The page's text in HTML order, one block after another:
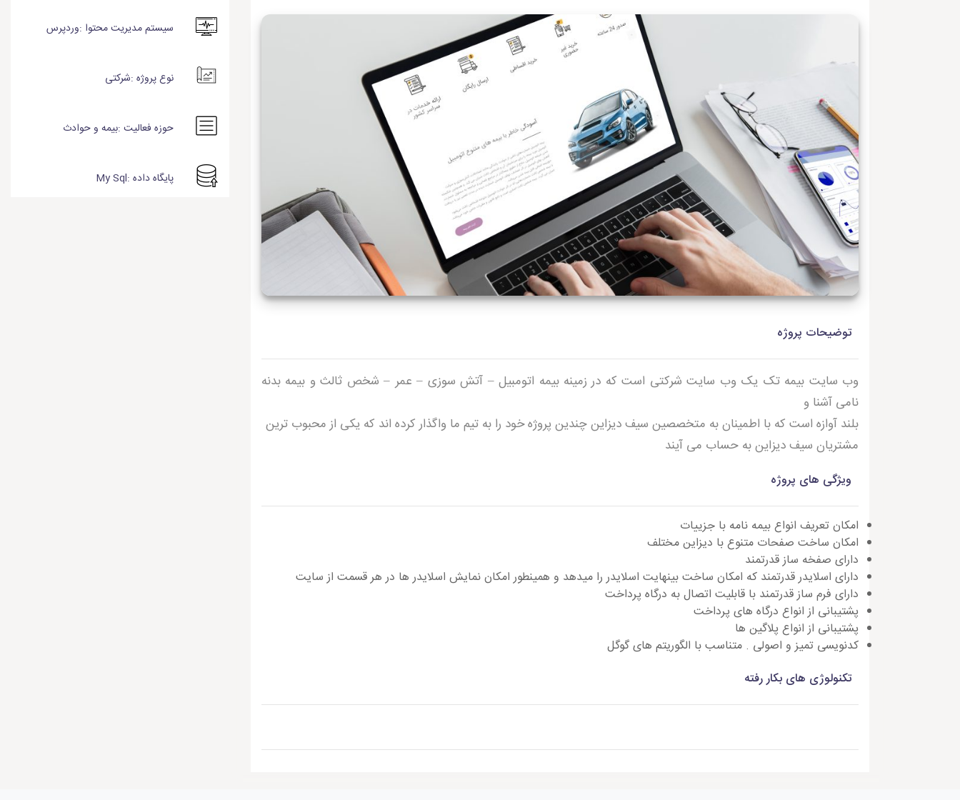
سیستم مدیریت محتوا :وردپرس
نوع پروژه :شرکتی
حوزه فعالیت :بیمه و حوادث
پایگاه داده :My Sql
توضیحات پروژه
وب سایت بیمه تک یک وب سایت شرکتی است که در زمینه بیمه اتومبیل – آتش سوزی – عمر – شخص ثالث و بیمه بدنه
نامی آشنا و
بلند آوازه است که با اطمینان به متخصصین سیف دیزاین چندین پروژه خود را به تیم ما واگذار کرده اند که یکی از محبوب ترین
مشتریان سیف دیزاین به حساب می آیند
ویژگی های پروژه
امکان تعریف انواع بیمه نامه با جزییات
امکان ساخت صفحات متنوع با دیزاین مختلف
دارای صفخه ساز قدرتمند
دارای اسلایدر قدرتمند که امکان ساخت بینهایت اسلایدر را میدهد و همینطور امکان نمایش اسلایدر ها در هر قسمت از سایت
دارای فرم ساز قدرتمند با قابلیت اتصال به درگاه پرداخت
پشتیبانی از انواع درگاه های پرداخت
پشتیبانی از انواع پلاگین ها
کدنویسی تمیز و اصولی . متناسب با الگوریتم های گوگل
تکنولوژی های بکار رفته